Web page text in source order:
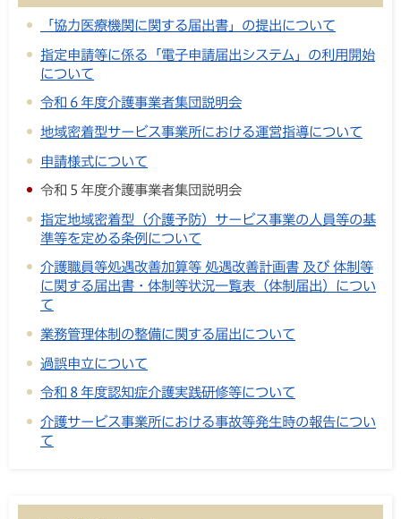
「協力医療機関に関する届出書」の提出について
指定申請等に係る「電子申請届出システム」の利用開始
について
令和６年度介護事業者集団説明会
地域密着型サービス事業所における運営指導について
申請様式について
令和５年度介護事業者集団説明会
指定地域密着型（介護予防）サービス事業の人員等の基
準等を定める条例について
介護職員等処遇改善加算等 処遇改善計画書 及び 体制等
に関する届出書・体制等状況一覧表（体制届出）につい
て
業務管理体制の整備に関する届出について
過誤申立について
令和８年度認知症介護実践研修等について
介護サービス事業所における事故等発生時の報告につい
て